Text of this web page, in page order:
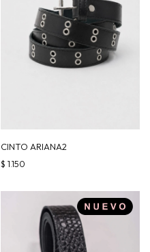
CINTO ARIANA2
$ 1.150